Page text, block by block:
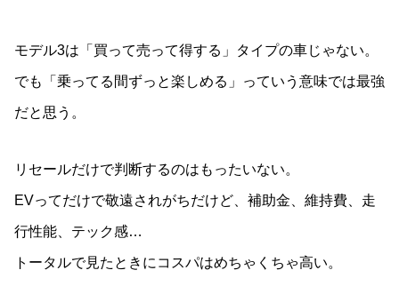
モデル3は「買って売って得する」タイプの車じゃない。
でも「乗ってる間ずっと楽しめる」っていう意味では最強
だと思う。
リセールだけで判断するのはもったいない。
EVってだけで敬遠されがちだけど、補助金、維持費、走
行性能、テック感…
トータルで見たときにコスパはめちゃくちゃ高い。